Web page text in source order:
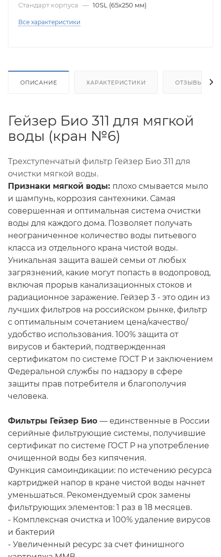
Стандарт корпуса — 10SL (65х250 мм)
Все характеристики
ОПИСАНИЕ ХАРАКТЕРИСТИКИ ОТЗЫВЫ
Гейзер Био 311 для мягкой
воды (кран №6)
Трехступенчатый фильтр Гейзер Био 311 для
очистки мягкой воды.
Признаки мягкой воды: плохо смывается мыло
и шампунь, коррозия сантехники. Самая
совершенная и оптимальная система очистки
воды для каждого дома. Позволяет получать
неограниченное количество воды питьевого
класса из отдельного крана чистой воды.
Уникальная защита вашей семьи от любых
загрязнений, какие могут попасть в водопровод,
включая прорыв канализационных стоков и
радиационное заражение. Гейзер 3 - это один из
лучших фильтров на российском рынке, фильтр
с оптимальным сочетанием цена/качество/
удобство использования. 100% защита от
вирусов и бактерий, подтвержденная
сертификатом по системе ГОСТ Р и заключением
Федеральной службы по надзору в сфере
защиты прав потребителя и благополучия
человека.
Фильтры Гейзер Био — единственные в России
серийные фильтрующие системы, получившие
сертификат по системе ГОСТ Р на употребление
очищенной воды без кипячения.
Функция самоиндикации: по истечению ресурса
картриджей напор в кране чистой воды начнет
уменьшаться. Рекомендуемый срок замены
фильтрующих элементов: 1 раз в 18 месяцев.
- Комплексная очистка и 100% удаление вирусов
и бактерий
- Увеличенный ресурс за счет финишного